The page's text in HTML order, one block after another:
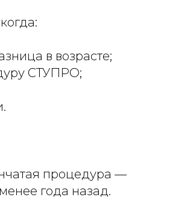
в возрасте;
СТУПРО;
процедура —
года назад.